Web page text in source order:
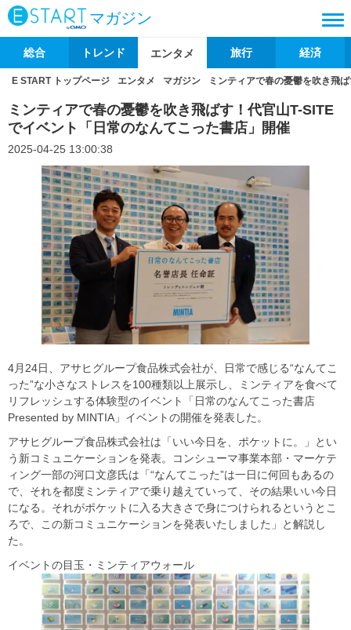
マガジン
総合 トレンド エンタメ 旅行 経済
E START トップページ エンタメ マガジン ミンティアで春の憂鬱を吹き飛
ミンティアで春の憂鬱を吹き飛ばす！代官山T-SITE
でイベント「日常のなんてこった書店」開催
2025-04-25 13:00:38
4月24日、アサヒグループ食品株式会社が、日常で感じる“なんてこ
った”な小さなストレスを100種類以上展示し、ミンティアを食べて
リフレッシュする体験型のイベント「日常のなんてこった書店
Presented by MINTIA」イベントの開催を発表した。
アサヒグループ食品株式会社は「いい今日を、ポケットに。」とい
う新コミュニケーションを発表。コンシューマ事業本部・マーケテ
ィング一部の河口文彦氏は「“なんてこった”は一日に何回もあるの
で、それを都度ミンティアで乗り越えていって、その結果いい今日
になる。それがポケットに入る大きさで身につけられるというとこ
ろで、この新コミュニケーションを発表いたしました」と解説し
た。
イベントの目玉・ミンティアウォール